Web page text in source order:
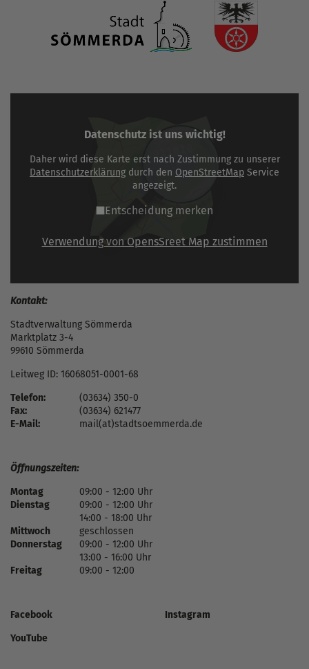
Datenschutz ist uns wichtig!
Daher wird diese Karte erst nach Zustimmung zu unserer
Datenschutzerklärung durch den OpenStreetMap Service
angezeigt.
Entscheidung merken
Verwendung von OpensSreet Map zustimmen
Kontakt:
Stadtverwaltung Sömmerda
Marktplatz 3-4
99610 Sömmerda
Leitweg ID: 16068051-0001-68
Telefon:
(03634) 350-0
Fax:
(03634) 621477
E-Mail:
mail(at)stadtsoemmerda.de
Öffnungszeiten:
Montag
09:00 - 12:00 Uhr
Dienstag
09:00 - 12:00 Uhr
14:00 - 18:00 Uhr
Mittwoch
geschlossen
Donnerstag
09:00 - 12:00 Uhr
13:00 - 16:00 Uhr
Freitag
09:00 - 12:00
Facebook
Instagram
YouTube